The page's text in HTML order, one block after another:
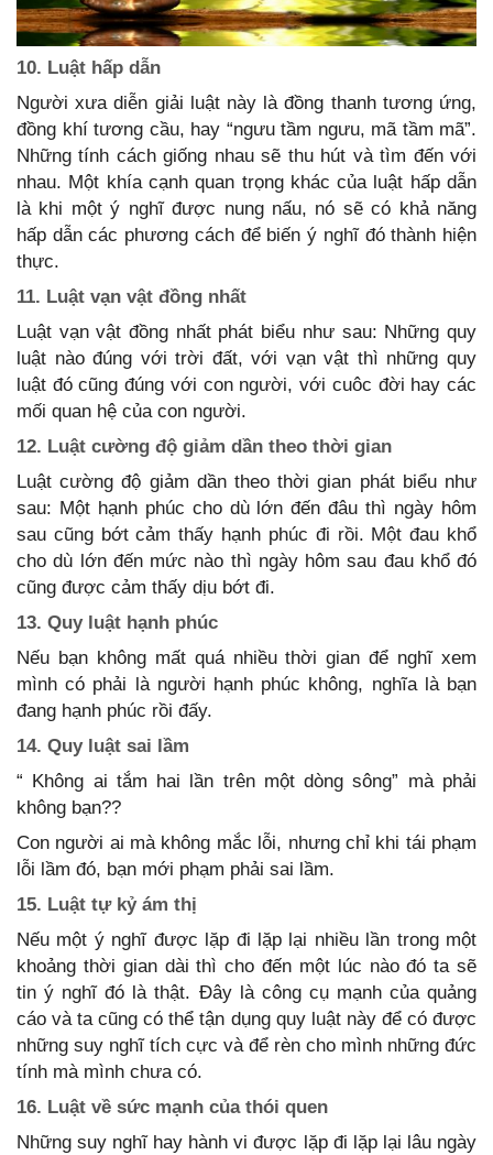
10. Luật hấp dẫn
Người xưa diễn giải luật này là đồng thanh tương ứng,
đồng khí tương cầu, hay “ngưu tầm ngưu, mã tầm mã”.
Những tính cách giống nhau sẽ thu hút và tìm đến với
nhau. Một khía cạnh quan trọng khác của luật hấp dẫn
là khi một ý nghĩ được nung nấu, nó sẽ có khả năng
hấp dẫn các phương cách để biến ý nghĩ đó thành hiện
thực.
11. Luật vạn vật đồng nhất
Luật vạn vật đồng nhất phát biểu như sau: Những quy
luật nào đúng với trời đất, với vạn vật thì những quy
luật đó cũng đúng với con người, với cuôc đời hay các
mối quan hệ của con người.
12. Luật cường độ giảm dần theo thời gian
Luật cường độ giảm dần theo thời gian phát biểu như
sau: Một hạnh phúc cho dù lớn đến đâu thì ngày hôm
sau cũng bớt cảm thấy hạnh phúc đi rồi. Một đau khổ
cho dù lớn đến mức nào thì ngày hôm sau đau khổ đó
cũng được cảm thấy dịu bớt đi.
13. Quy luật hạnh phúc
Nếu bạn không mất quá nhiều thời gian để nghĩ xem
mình có phải là người hạnh phúc không, nghĩa là bạn
đang hạnh phúc rồi đấy.
14. Quy luật sai lầm
“ Không ai tắm hai lần trên một dòng sông” mà phải
không bạn??
Con người ai mà không mắc lỗi, nhưng chỉ khi tái phạm
lỗi lầm đó, bạn mới phạm phải sai lầm.
15. Luật tự kỷ ám thị
Nếu một ý nghĩ được lặp đi lặp lại nhiều lần trong một
khoảng thời gian dài thì cho đến một lúc nào đó ta sẽ
tin ý nghĩ đó là thật. Đây là công cụ mạnh của quảng
cáo và ta cũng có thể tận dụng quy luật này để có được
những suy nghĩ tích cực và để rèn cho mình những đức
tính mà mình chưa có.
16. Luật về sức mạnh của thói quen
Những suy nghĩ hay hành vi được lặp đi lặp lại lâu ngày